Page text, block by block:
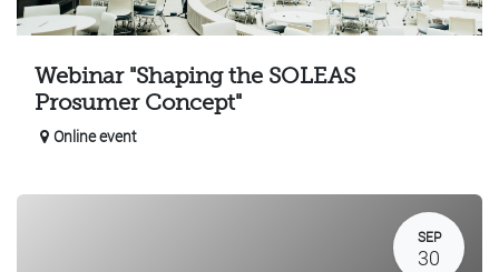
Webinar "Shaping the SOLEAS
Prosumer Concept"
Online event
SEP
30